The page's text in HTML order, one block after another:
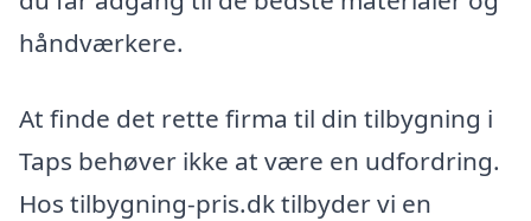
håndværkere.
At finde det rette firma til din tilbygning i
Taps behøver ikke at være en udfordring.
Hos tilbygning-pris.dk tilbyder vi en